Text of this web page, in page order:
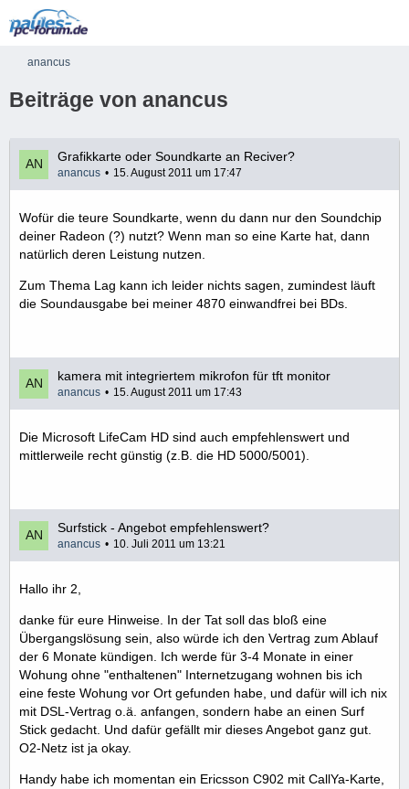
anancus
Beiträge von anancus
Grafikkarte oder Soundkarte an Reciver?
anancus 15. August 2011 um 17:47
Wofür die teure Soundkarte, wenn du dann nur den Soundchip
deiner Radeon (?) nutzt? Wenn man so eine Karte hat, dann
natürlich deren Leistung nutzen.
Zum Thema Lag kann ich leider nichts sagen, zumindest läuft
die Soundausgabe bei meiner 4870 einwandfrei bei BDs.
kamera mit integriertem mikrofon für tft monitor
anancus 15. August 2011 um 17:43
Die Microsoft LifeCam HD sind auch empfehlenswert und
mittlerweile recht günstig (z.B. die HD 5000/5001).
Surfstick - Angebot empfehlenswert?
anancus 10. Juli 2011 um 13:21
Hallo ihr 2,
danke für eure Hinweise. In der Tat soll das bloß eine
Übergangslösung sein, also würde ich den Vertrag zum Ablauf
der 6 Monate kündigen. Ich werde für 3-4 Monate in einer
Wohung ohne "enthaltenen" Internetzugang wohnen bis ich
eine feste Wohung vor Ort gefunden habe, und dafür will ich nix
mit DSL-Vertrag o.ä. anfangen, sondern habe an einen Surf
Stick gedacht. Und dafür gefällt mir dieses Angebot ganz gut.
O2-Netz ist ja okay.
Handy habe ich momentan ein Ericsson C902 mit CallYa-Karte,